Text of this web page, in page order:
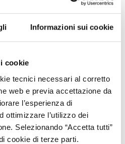
Informazioni sui cookie
cookie
tecnici necessari al corretto
web e previa accettazione da
l’esperienza di
ottimizzare l’utilizzo dei
Selezionando “Accetta tutti”
cookie di terze parti.
(20-21 marzo 2019)
2020 "Innovazione e
nella cronicità: il
2018)
al 31 ottobre la gara europea